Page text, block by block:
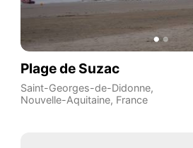
Plage de Suzac
Saint-Georges-de-Didonne,
Nouvelle-Aquitaine, France